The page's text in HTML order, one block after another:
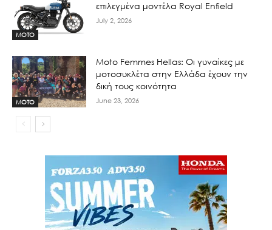
MOTO
επιλεγμένα μοντέλα Royal Enfield
July 2, 2026
MOTO
Moto Femmes Hellas: Οι γυναίκες με
μοτοσυκλέτα στην Ελλάδα έχουν την
δική τους κοινότητα
June 23, 2026